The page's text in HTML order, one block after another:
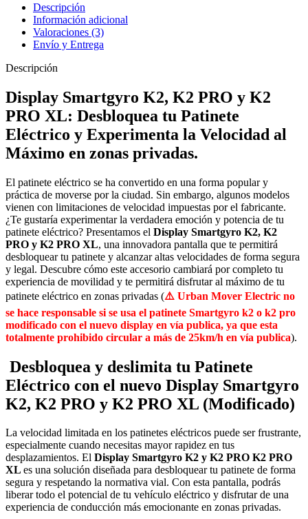
Descripción
Información adicional
Valoraciones (3)
Envío y Entrega
Descripción
Display Smartgyro K2, K2 PRO y K2
PRO XL: Desbloquea tu Patinete
Eléctrico y Experimenta la Velocidad al
Máximo en zonas privadas.
El patinete eléctrico se ha convertido en una forma popular y
práctica de moverse por la ciudad. Sin embargo, algunos modelos
vienen con limitaciones de velocidad impuestas por el fabricante.
¿Te gustaría experimentar la verdadera emoción y potencia de tu
patinete eléctrico? Presentamos el Display Smartgyro K2, K2
PRO y K2 PRO XL, una innovadora pantalla que te permitirá
desbloquear tu patinete y alcanzar altas velocidades de forma segura
y legal. Descubre cómo este accesorio cambiará por completo tu
experiencia de movilidad y te permitirá disfrutar al máximo de tu
patinete eléctrico en zonas privadas (⚠️​ Urban Mover Electric no
se hace responsable si se usa el patinete Smartgyro k2 o k2 pro
modificado con el nuevo display en vía publica, ya que esta
totalmente prohibido circular a más de 25km/h en vía publica).
Desbloquea y deslimita tu Patinete
Eléctrico con el nuevo Display Smartgyro
K2, K2 PRO y K2 PRO XL (Modificado)
La velocidad limitada en los patinetes eléctricos puede ser frustrante,
especialmente cuando necesitas mayor rapidez en tus
desplazamientos. El Display Smartgyro K2 y K2 PRO K2 PRO
XL es una solución diseñada para desbloquear tu patinete de forma
segura y respetando la normativa vial. Con esta pantalla, podrás
liberar todo el potencial de tu vehículo eléctrico y disfrutar de una
experiencia de conducción más emocionante en zonas privadas.